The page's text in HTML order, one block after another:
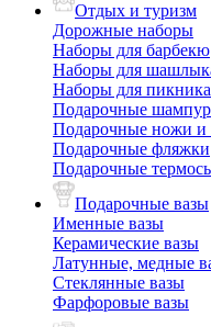
Отдых и туризм
Дорожные наборы
Наборы для барбекю
Наборы для
Наборы для пикника
Подарочные
Подарочные ножи и
Подарочные фляжки
Подарочные
Подарочные вазы
Именные вазы
Керамические вазы
Латунные, медные
Стеклянные вазы
Фарфоровые вазы